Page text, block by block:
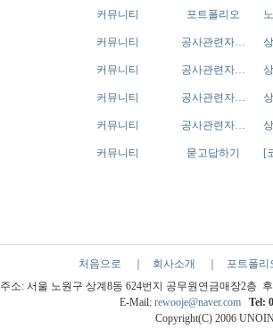
커뮤니티 포트폴리오
커뮤니티 공사관련자…
커뮤니티 공사관련자…
커뮤니티 공사관련자…
커뮤니티 공사관련자…
커뮤니티 묻고답하기 [
처음으로 회사소개
포트폴리
주소: 서울 노원구 상계8동 624번지 공무원연금매장2층
E-Mail:rewooje@naver.com
Tel:
Copyright(C) 2006